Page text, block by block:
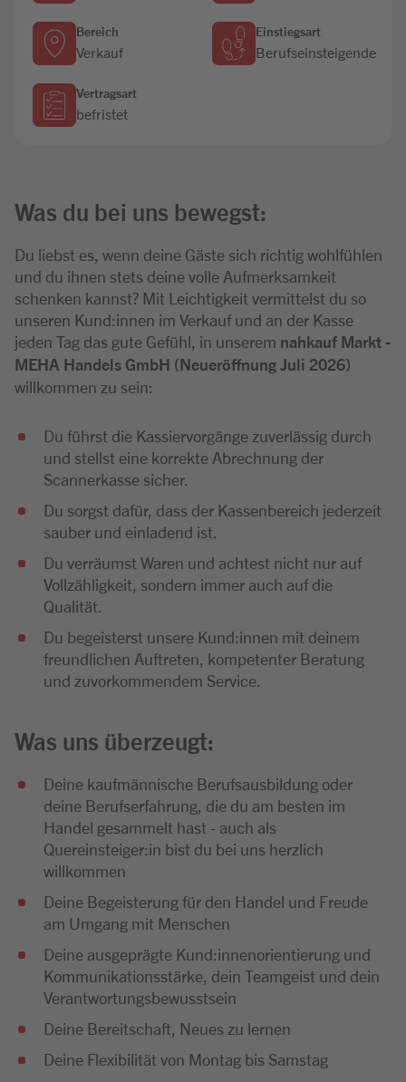
Bereich
Verkauf
Einstiegsart
Berufseinsteigende
Vertragsart
befristet
Was du bei uns bewegst:
Du liebst es, wenn deine Gäste sich richtig wohlfühlen
und du ihnen stets deine volle Aufmerksamkeit
schenken kannst? Mit Leichtigkeit vermittelst du so
unseren Kund:innen im Verkauf und an der Kasse
jeden Tag das gute Gefühl, in unserem nahkauf Markt -
MEHA Handels GmbH (Neueröffnung Juli 2026)
willkommen zu sein:
Du führst die Kassiervorgänge zuverlässig durch
und stellst eine korrekte Abrechnung der
Scannerkasse sicher.
Du sorgst dafür, dass der Kassenbereich jederzeit
sauber und einladend ist.
Du verräumst Waren und achtest nicht nur auf
Vollzähligkeit, sondern immer auch auf die
Qualität.
Du begeisterst unsere Kund:innen mit deinem
freundlichen Auftreten, kompetenter Beratung
und zuvorkommendem Service.
Was uns überzeugt:
Deine kaufmännische Berufsausbildung oder
deine Berufserfahrung, die du am besten im
Handel gesammelt hast - auch als
Quereinsteiger:in bist du bei uns herzlich
willkommen
Deine Begeisterung für den Handel und Freude
am Umgang mit Menschen
Deine ausgeprägte Kund:innenorientierung und
Kommunikationsstärke, dein Teamgeist und dein
Verantwortungsbewusstsein
Deine Bereitschaft, Neues zu lernen
Deine Flexibilität von Montag bis Samstag